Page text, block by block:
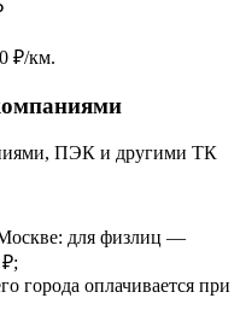
₽/км.
ПЭК и другими ТК
для физлиц —
города оплачивается при